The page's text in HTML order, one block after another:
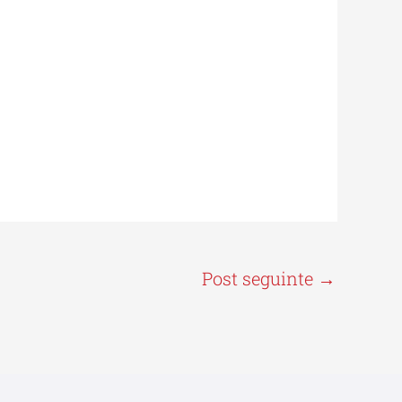
Post seguinte →